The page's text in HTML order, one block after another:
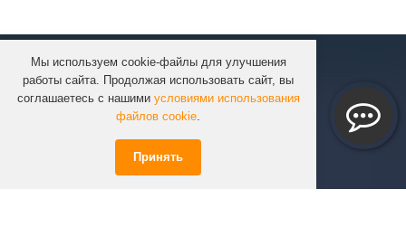
Мы используем cookie-файлы для улучшения
работы сайта. Продолжая использовать сайт, вы
соглашаетесь с нашими условиями использования
файлов cookie.
Принять
КОМПАНИЯ
КАТАЛОГ
УСЛУГИ
ИНФОРМАЦИЯ